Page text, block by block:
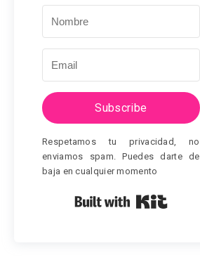
Subscribe
Respetamos tu privacidad, no
enviamos spam. Puedes darte de
baja en cualquier momento